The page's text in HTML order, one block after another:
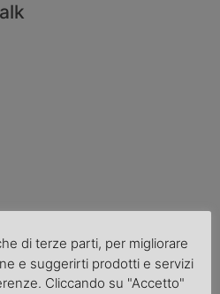
della Strada punta
di terze parti, per migliorare
e suggerirti prodotti e servizi
Cliccando su "Accetto"